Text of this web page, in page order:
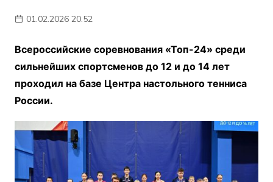
01.02.2026 20:52
Всероссийские соревнования «Топ-24» среди
сильнейших спортсменов до 12 и до 14 лет
проходил на базе Центра настольного тенниса
России.